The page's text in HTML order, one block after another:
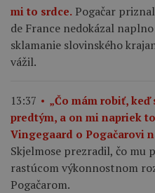
mi to srdce. Pogačar
de France nedokázal
sklamanie slovinského
vážil.
13:37
„Čo mám robiť,
predtým, a on mi napriek
Vingegaard o Pogačarovi
Skjelmose prezradil, čo mu
rastúcom výkonnostnom
Pogačarom.